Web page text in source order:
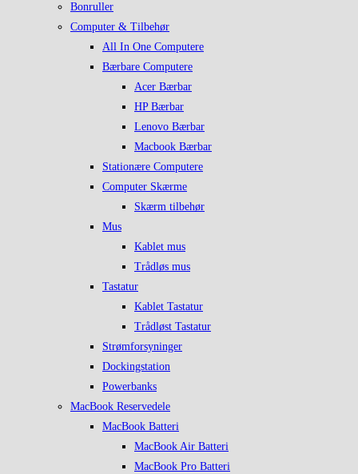
Bonruller
Computer & Tilbehør
All In One Computere
Bærbare Computere
Acer Bærbar
HP Bærbar
Lenovo Bærbar
Macbook Bærbar
Stationære Computere
Computer Skærme
Skærm tilbehør
Mus
Kablet mus
Trådløs mus
Tastatur
Kablet Tastatur
Trådløst Tastatur
Strømforsyninger
Dockingstation
Powerbanks
MacBook Reservedele
MacBook Batteri
MacBook Air Batteri
MacBook Pro Batteri